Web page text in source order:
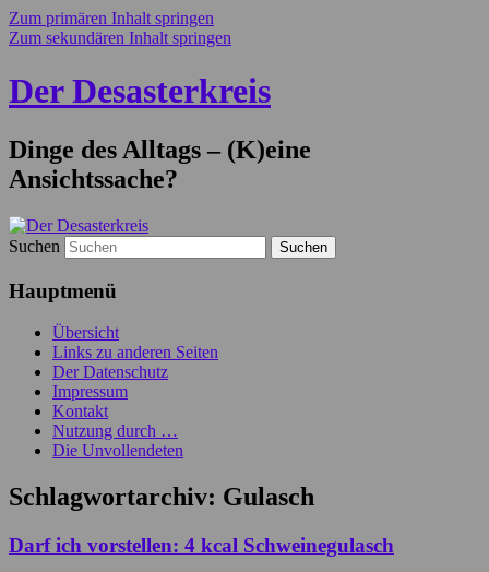
Zum primären Inhalt springen
Zum sekundären Inhalt springen
Der Desasterkreis
Dinge des Alltags – (K)eine
Ansichtssache?
Suchen
Hauptmenü
Übersicht
Links zu anderen Seiten
Der Datenschutz
Impressum
Kontakt
Nutzung durch …
Die Unvollendeten
Schlagwortarchiv: Gulasch
Darf ich vorstellen: 4 kcal Schweinegulasch